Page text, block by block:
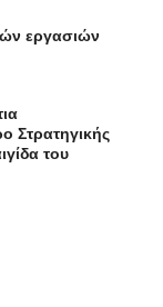
εργασιών
Στρατηγικής
του